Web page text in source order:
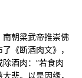
朝梁武帝推崇佛
《断酒肉文》，
酒肉：“若食肉
悲。以是因缘，